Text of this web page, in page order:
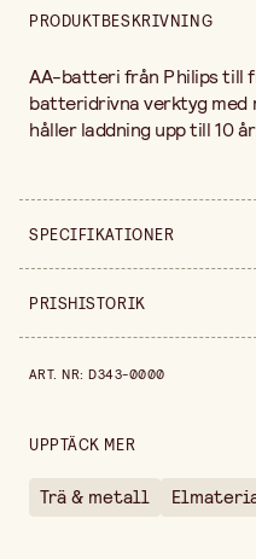
PRODUKTBESKRIVNING
AA-batteri från Philips till
batteridrivna verktyg
håller laddning upp till 10
SPECIFIKATIONER
Säljs i
Tjocklek
PRISHISTORIK
ART. NR:D343-0000
UPPTÄCK MER
Trä & metall